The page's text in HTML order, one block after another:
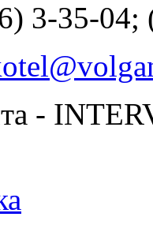
3-35-04;
-